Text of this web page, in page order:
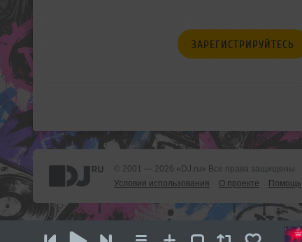
ЗАРЕГИСТРИРУЙТЕСЬ
© 2001 — 2026 «DJ.ru» Все права защищены.
Условия использования
О проекте Помощь